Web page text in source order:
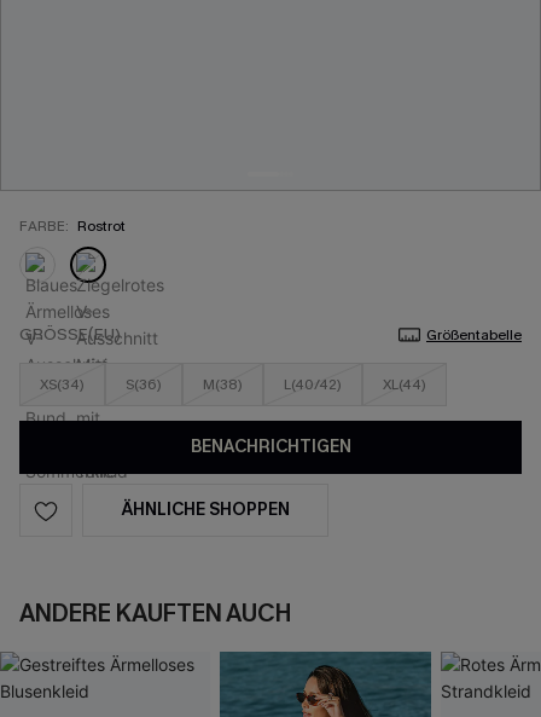
FARBE: Rostrot
GRÖSSE(EU) Größentabelle
XS(34) S(36) M(38) L(40/42) XL(44)
BENACHRICHTIGEN
ÄHNLICHE SHOPPEN
ANDERE KAUFTEN AUCH